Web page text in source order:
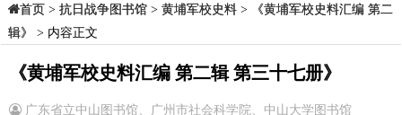
首页> 抗日战争图书馆> 黄埔军校史料>
《黄埔军校史料汇编 第二
辑》
> 内容正文
《黄埔军校史料汇编 第二辑 第三十七册》
广东省立中山图书馆、广州市社会科学院、中山大学图书馆